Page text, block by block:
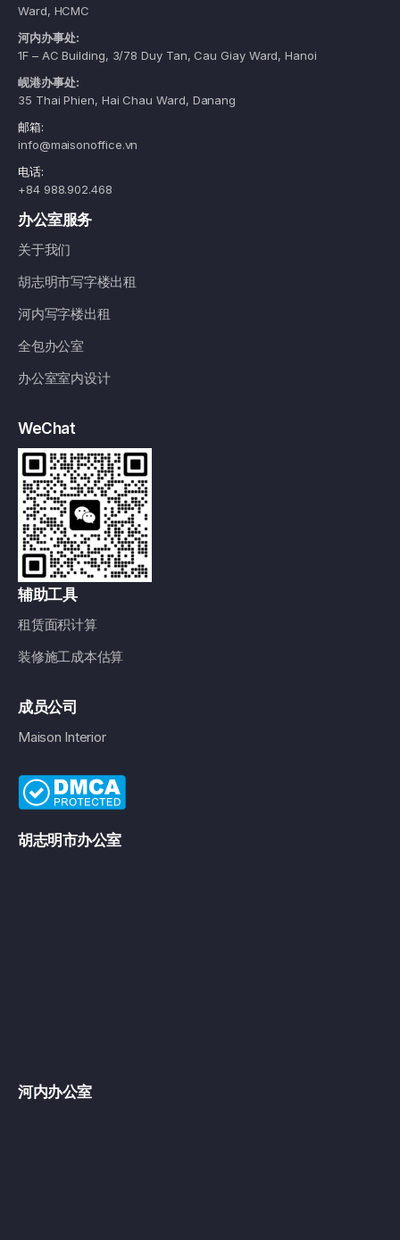
Ward, HCMC
河内办事处:
1F – AC Building, 3/78 Duy Tan, Cau Giay Ward, Hanoi
岘港办事处:
35 Thai Phien, Hai Chau Ward, Danang
邮箱:
info@maisonoffice.vn
电话:
+84 988.902.468
办公室服务
关于我们
胡志明市写字楼出租
河内写字楼出租
全包办公室
办公室室内设计
WeChat
辅助工具
租赁面积计算
装修施工成本估算
成员公司
Maison Interior
胡志明市办公室
河内办公室